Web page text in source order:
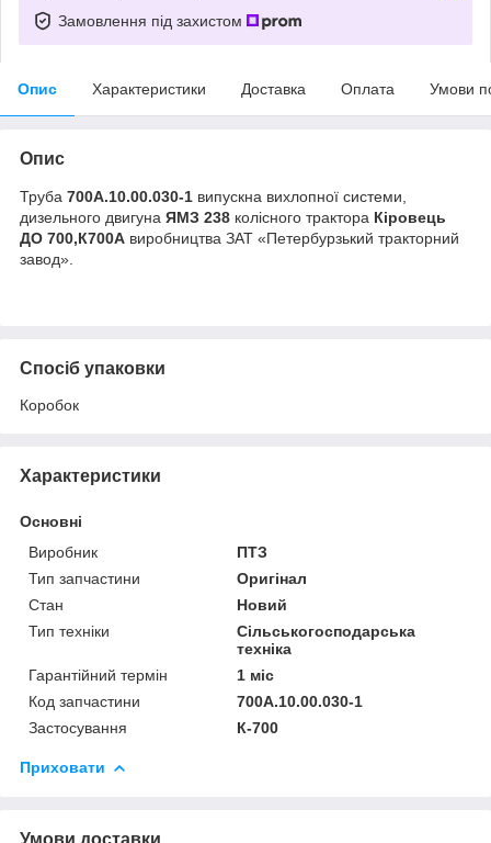
Замовлення під захистом
Опис Характеристики Доставка Оплата Умови
Опис
Труба 700А.10.00.030-1 випускна вихлопної системи,
дизельного двигуна ЯМЗ 238 колісного трактора Кіровець
ДО 700,К700А виробництва ЗАТ «Петербурзький тракторний
завод».
Спосіб упаковки
Коробок
Характеристики
Основні
Виробник
ПТЗ
Тип запчастини
Оригінал
Стан
Новий
Тип техніки
Сільськогосподарська
техніка
Гарантійний термін
1 міс
Код запчастини
700А.10.00.030-1
Застосування
К-700
Приховати
Умови доставки